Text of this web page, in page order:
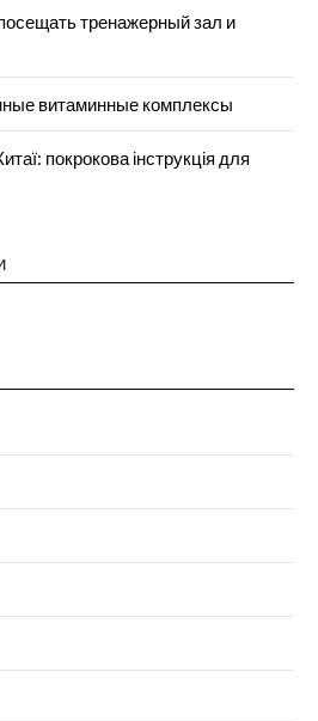
тренажерный зал и
витаминные комплексы
покрокова інструкція для